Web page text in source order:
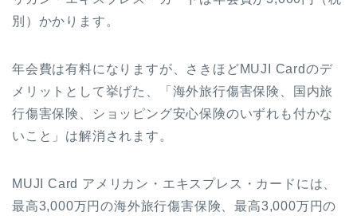
別）かかります。
年会費は有料になりますが、さきほどMUJI Cardのデ
メリットとして挙げた、「海外旅行傷害保険、国内旅
行傷害保険、ショッピング安心保険のいずれも付かな
いこと」は解消されます。
MUJI Card アメリカン・エキスプレス・カードには、
最高3,000万円の海外旅行傷害保険、最高3,000万円の